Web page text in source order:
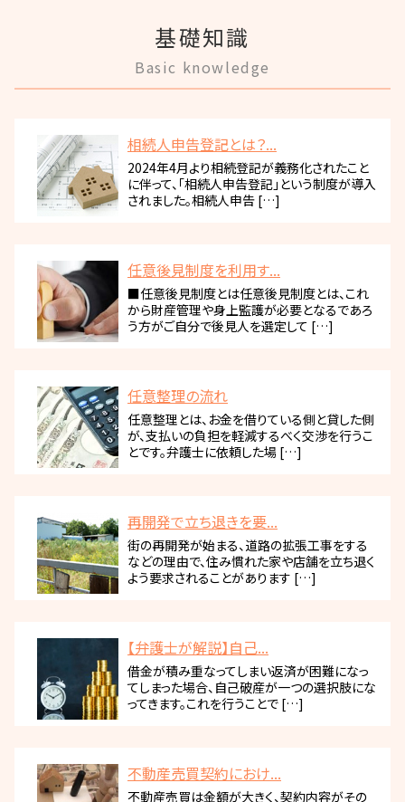
基礎知識
Basic knowledge
相続人申告登記とは？...
2024年4月より相続登記が義務化されたこと
に伴って、「相続人申告登記」という制度が導入
されました。相続人申告 […]
任意後見制度を利用す...
■任意後見制度とは任意後見制度とは、これ
から財産管理や身上監護が必要となるであろ
う方がご自分で後見人を選定して […]
任意整理の流れ
任意整理とは、お金を借りている側と貸した側
が、支払いの負担を軽減するべく交渉を行うこ
とです。弁護士に依頼した場 […]
再開発で立ち退きを要...
街の再開発が始まる、道路の拡張工事をする
などの理由で、住み慣れた家や店舗を立ち退く
よう要求されることがあります […]
【弁護士が解説】自己...
借金が積み重なってしまい返済が困難になっ
てしまった場合、自己破産が一つの選択肢にな
ってきます。これを行うことで […]
不動産売買契約におけ...
不動産売買は金額が大きく、契約内容がその